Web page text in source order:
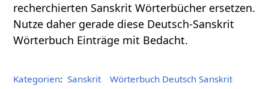
recherchierten Sanskrit Wörterbücher ersetzen.
Nutze daher gerade diese Deutsch-Sanskrit
Wörterbuch Einträge mit Bedacht.
Kategorien: Sanskrit
Wörterbuch Deutsch Sanskrit